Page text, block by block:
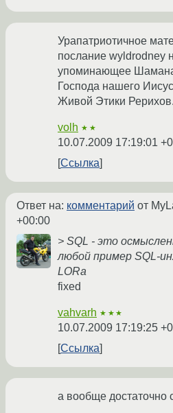
Урапатриотичное
послание wyldrodney
упоминающее
Господа нашего
Живой Этики Рерихов.
volh ★★
10.07.2009 17:19:01
Ссылка
Ответ на: комментарий от
+00:00
> SQL - это
любой пример SQL-
LORa
fixed
vahvarh ★★★
10.07.2009 17:19:25
Ссылка
а вообще